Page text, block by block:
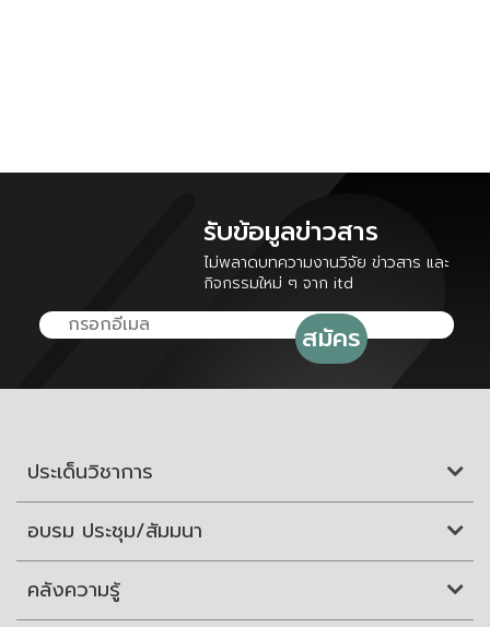
รับข้อมูลข่าวสาร
ไม่พลาดบทความงานวิจัย ข่าวสาร และ
กิจกรรมใหม่ ๆ จาก itd
ประเด็นวิชาการ
อบรม ประชุม/สัมมนา
คลังความรู้